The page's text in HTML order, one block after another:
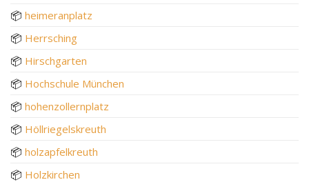
📦 heimeranplatz
📦 Herrsching
📦 Hirschgarten
📦 Hochschule München
📦 hohenzollernplatz
📦 Höllriegelskreuth
📦 holzapfelkreuth
📦 Holzkirchen